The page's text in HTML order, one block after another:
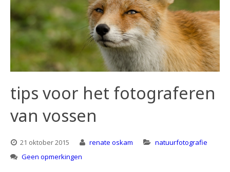
tips voor het fotograferen
van vossen
21 oktober 2015 renate oskam
natuurfotografie
Geen opmerkingen